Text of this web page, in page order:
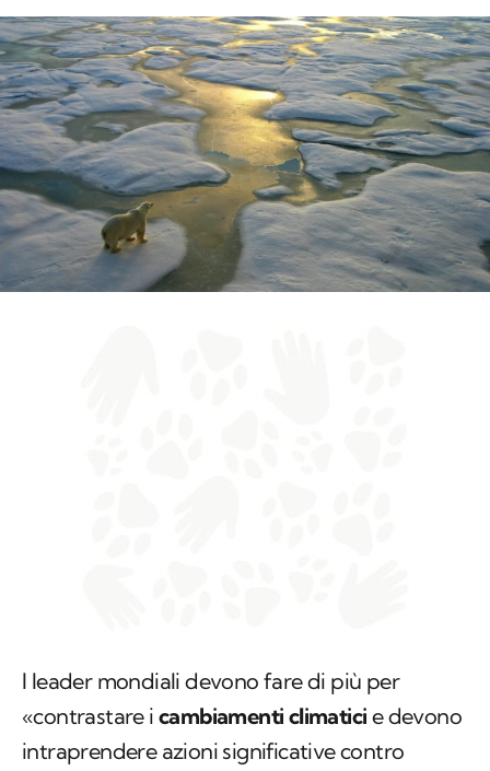
I leader mondiali devono fare di più per
«contrastare icambiamenti climatici e devono
intraprendere azioni significative contro